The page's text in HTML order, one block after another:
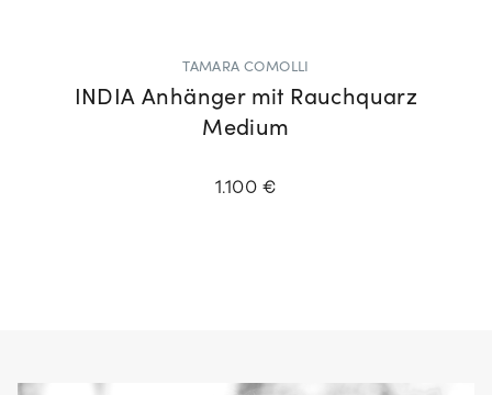
TAMARA COMOLLI
INDIA Anhänger mit Rauchquarz
Medium
1.100 €